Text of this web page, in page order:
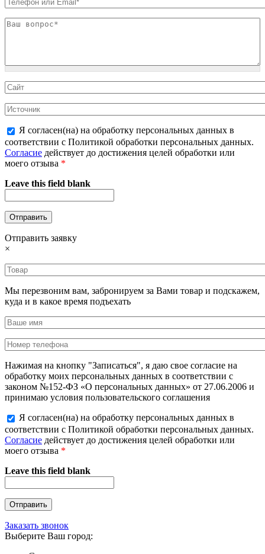
Я согласен(на) на обработку персональных данных в
соответствии с Политикой обработки персональных данных.
Согласие действует до достижения целей обработки или
моего отзыва *
Leave this field blank
Отправить заявку
×
Мы перезвоним вам, забронируем за Вами товар и подскажем,
куда и в какое время подъехать
Нажимая на кнопку "Записаться", я даю свое согласие на
обработку моих персональных данных в соответствии с
законом №152-ФЗ «О персональных данных» от 27.06.2006 и
принимаю условия пользовательского соглашения
Я согласен(на) на обработку персональных данных в
соответствии с Политикой обработки персональных данных.
Согласие действует до достижения целей обработки или
моего отзыва *
Leave this field blank
Заказать звонок
Выберите Ваш город: